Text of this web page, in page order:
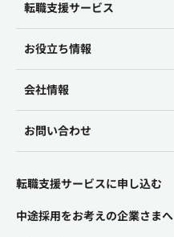
転職支援サービス
お役立ち情報
会社情報
お問い合わせ
転職支援サービスに申し込む
中途採用をお考えの企業さまへ